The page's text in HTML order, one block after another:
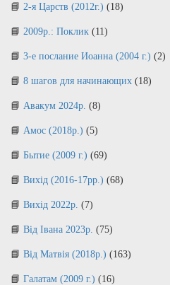
2-я Царств (2012г.) (18)
2009р.: Поклик (11)
3-е послание Иоанна (2004 г.) (2)
8 шагов для начинающих (18)
Авакум 2024р. (8)
Амос (2018р.) (5)
Бытие (2009 г.) (69)
Вихід (2016-17рр.) (68)
Вихід 2022р. (7)
Від Івана 2023р. (75)
Від Матвія (2018р.) (163)
Галатам (2009 г.) (16)